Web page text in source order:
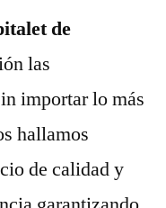
de
las
importar lo más
hallamos
de calidad y